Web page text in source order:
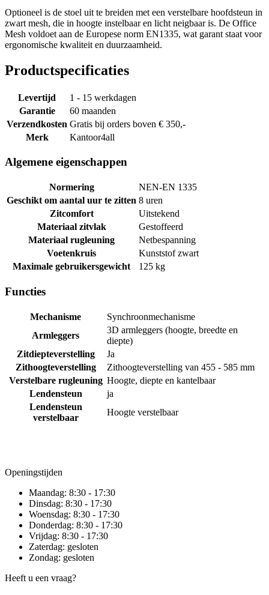
Optioneel is de stoel uit te breiden met een verstelbare hoofdsteun in
zwart mesh, die in hoogte instelbaar en licht neigbaar is. De Office
Mesh voldoet aan de Europese norm EN1335, wat garant staat voor
ergonomische kwaliteit en duurzaamheid.
Productspecificaties
Levertijd
1 - 15 werkdagen
Garantie
60 maanden
Verzendkosten Gratis bij orders boven € 350,-
Merk
Kantoor4all
Algemene eigenschappen
Normering
NEN-EN 1335
Geschikt om aantal uur te zitten 8 uren
Zitcomfort
Uitstekend
Materiaal zitvlak
Gestoffeerd
Materiaal rugleuning
Netbespanning
Voetenkruis
Kunststof zwart
Maximale gebruikersgewicht
125 kg
Functies
Mechanisme
Synchroonmechanisme
Armleggers
3D armleggers (hoogte, breedte en
diepte)
Zitdiepteverstelling
Ja
Zithoogteverstelling
Zithoogteverstelling van 455 - 585 mm
Verstelbare rugleuning Hoogte, diepte en kantelbaar
Lendensteun
ja
Lendensteun
verstelbaar
Hoogte verstelbaar
Openingstijden
Maandag: 8:30 - 17:30
Dinsdag: 8:30 - 17:30
Woensdag: 8:30 - 17:30
Donderdag: 8:30 - 17:30
Vrijdag: 8:30 - 17:30
Zaterdag: gesloten
Zondag: gesloten
Heeft u een vraag?